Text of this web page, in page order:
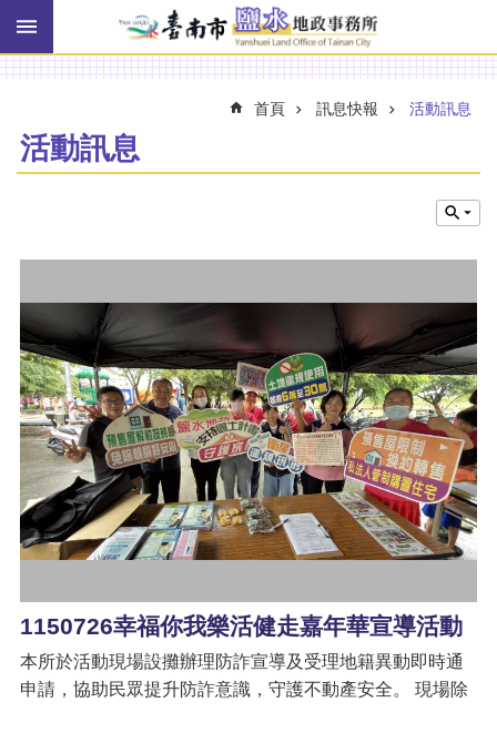
跳到主要內容區塊
搜
進
階
機
關
簡
介
線
申
辦
與
查
民
服
務
首頁 訊息快報 活動訊息
活動訊息
1150726幸福你我樂活健走嘉年華宣導活動
本所於活動現場設攤辦理防詐宣導及受理地籍異動即時通
申請，協助民眾提升防詐意識，守護不動產安全。 現場除